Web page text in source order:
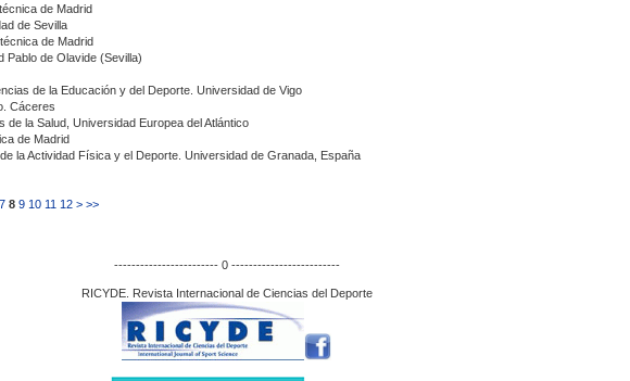
de Madrid
de Sevilla
de Madrid
Pablo de Olavide (Sevilla)
de la Educación y del Deporte. Universidad de Vigo
Cáceres
de la Salud, Universidad Europea del Atlántico
de Madrid
de la Actividad Física y el Deporte. Universidad de Granada, España
7 8 9 10 11 12 > >>
------------------------ 0 -------------------------
RICYDE. Revista Internacional de Ciencias del Deporte